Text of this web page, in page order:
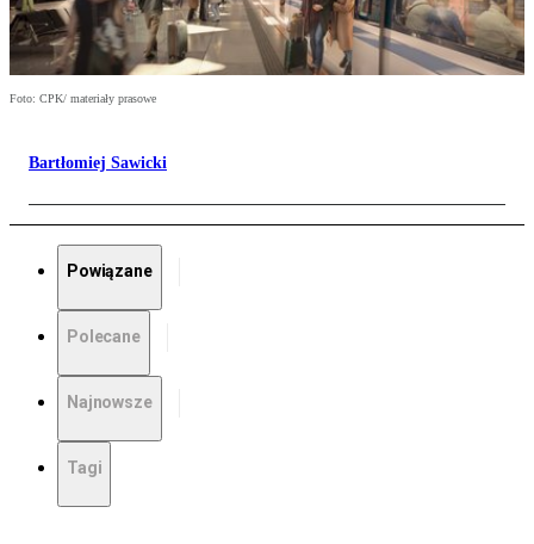
Foto: CPK/ materiały prasowe
Bartłomiej Sawicki
Powiązane
Polecane
Najnowsze
Tagi